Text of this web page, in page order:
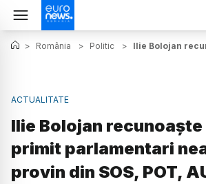
> România > Politic > Ilie Bolojan
ACTUALITATE
Ilie Bolojan recunoaște
primit parlamentari
provin din SOS, POT,